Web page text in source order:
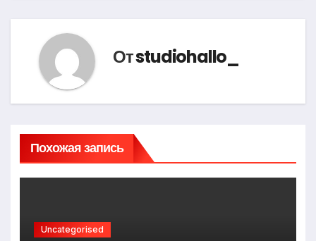
Отstudiohallo_
Похожая запись
Uncategorised